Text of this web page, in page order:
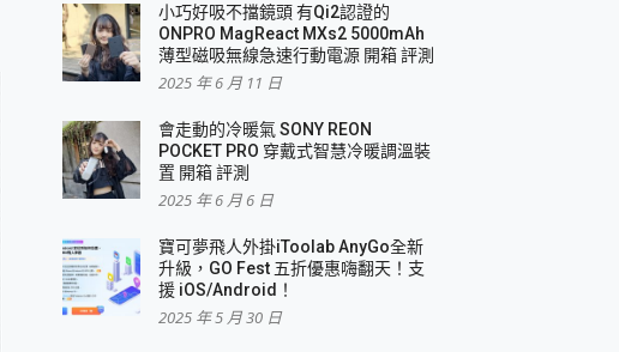
小巧好吸不擋鏡頭 有Qi2認證的
ONPRO MagReact MXs2 5000mAh
薄型磁吸無線急速行動電源 開箱 評測
2025 年 6 月 11 日
會走動的冷暖氣 SONY REON
POCKET PRO 穿戴式智慧冷暖調溫裝
置 開箱 評測
2025 年 6 月 6 日
寶可夢飛人外掛iToolab AnyGo全新
升級，GO Fest 五折優惠嗨翻天！支
援 iOS/Android！
2025 年 5 月 30 日